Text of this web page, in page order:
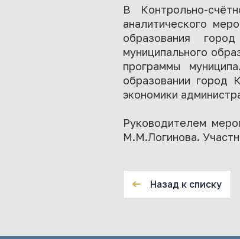
В Контрольно-
аналитического
образования
муниципального
программы
образовании город
экономики
Руководителем
М.М.Логинова.
Назад к списку